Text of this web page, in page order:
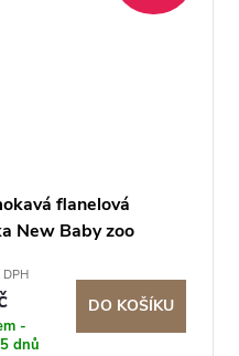
flanelová
New Baby zoo
-
dnů
DO KOŠÍKU